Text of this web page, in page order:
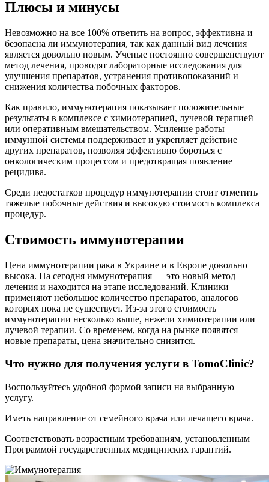
Плюсы и минусы
Невозможно на все 100% ответить на вопрос, эффективна и
безопасна ли иммунотерапия, так как данный вид лечения
является довольно новым. Ученые постоянно совершенствуют
метод лечения, проводят лабораторные исследования для
улучшения препаратов, устранения противопоказаний и
снижения количества побочных факторов.
Как правило, иммунотерапия показывает положительные
результаты в комплексе с химиотерапией, лучевой терапией
или оперативным вмешательством. Усиление работы
иммунной системы поддерживает и укрепляет действие
других препаратов, позволяя эффективно бороться с
онкологическим процессом и предотвращая появление
рецидива.
Среди недостатков процедур иммунотерапии стоит отметить
тяжелые побочные действия и высокую стоимость комплекса
процедур.
Стоимость иммунотерапии
Цена иммунотерапии рака в Украине и в Европе довольно
высока. На сегодня иммунотерапия — это новый метод
лечения и находится на этапе исследований. Клиники
применяют небольшое количество препаратов, аналогов
которых пока не существует. Из-за этого стоимость
иммунотерапии несколько выше, нежели химиотерапии или
лучевой терапии. Со временем, когда на рынке появятся
новые препараты, цена значительно снизится.
Что нужно для получения услуги в TomoClinic?
Воспользуйтесь удобной формой записи на выбранную
услугу.
Иметь направление от семейного врача или лечащего врача.
Соответствовать возрастным требованиям, установленным
Программой государственных медицинских гарантий.